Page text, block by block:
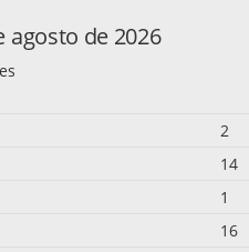
agosto de 2026
2
14
1
16